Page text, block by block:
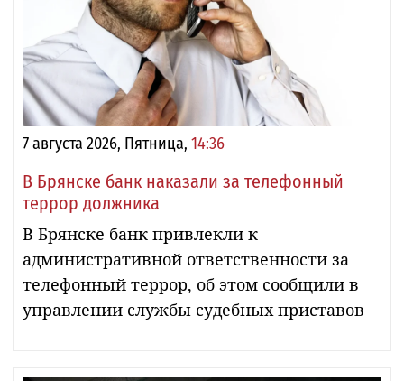
7 августа 2026, Пятница, 14:36
В Брянске банк наказали за телефонный
террор должника
В Брянске банк привлекли к
административной ответственности за
телефонный террор, об этом сообщили в
управлении службы судебных приставов